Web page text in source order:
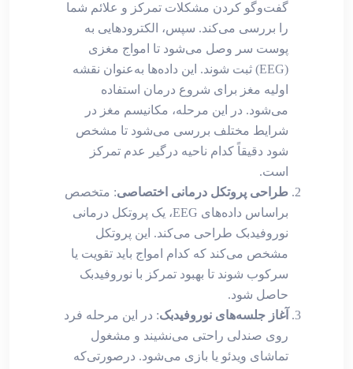
گفت‌وگو کردن مشکلات تمرکز و علائم شما
را بررسی می‌کند. سپس، الکترودهایی به
پوست سر وصل می‌شود تا امواج مغزی
(EEG) ثبت شوند. این داده‌ها به‌عنوان نقشه
اولیه مغز برای شروع درمان استفاده
می‌شود. در این مرحله، مکانیسم مغز در
شرایط مختلف بررسی می‌شود تا مشخص
شود دقیقاً کدام ناحیه درگیر عدم تمرکز
است.
طراحی پروتکل درمانی اختصاصی: متخصص
براساس داده‌های EEG، یک پروتکل درمانی
نوروفیدبک طراحی می‌کند. این پروتکل
مشخص می‌کند که کدام امواج باید تقویت یا
سرکوب شوند تا بهبود تمرکز با نوروفیدبک
حاصل شود.
آغاز جلسه‌های نوروفیدبک: در این مرحله فرد
روی صندلی راحتی می‌نشیند و مشغول
تماشای ویدئو یا بازی می‌شود. درصورتی‌که